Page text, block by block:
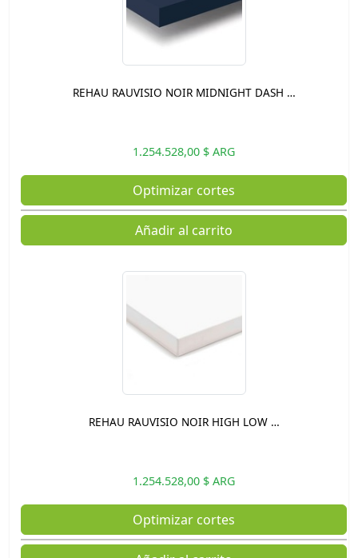
REHAU RAUVISIO NOIR MIDNIGHT DASH …
1.254.528,00 $ ARG
Optimizar cortes
Añadir al carrito
REHAU RAUVISIO NOIR HIGH LOW …
1.254.528,00 $ ARG
Optimizar cortes